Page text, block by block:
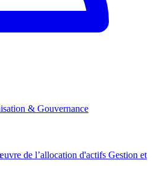
& Gouvernance
de l’allocation d'actifs Gestion et